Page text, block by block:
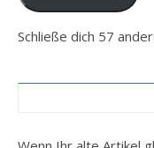
Schließe dich 57